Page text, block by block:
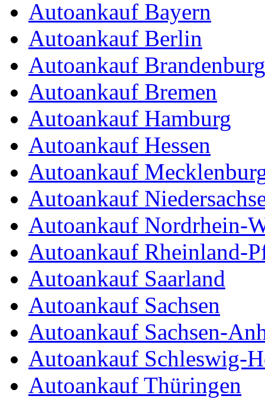
Autoankauf Bayern
Autoankauf Berlin
Autoankauf Brandenburg
Autoankauf Bremen
Autoankauf Hamburg
Autoankauf Hessen
Autoankauf
Autoankauf
Autoankauf Nordrhein-
Autoankauf Rheinland-
Autoankauf Saarland
Autoankauf Sachsen
Autoankauf Sachsen-
Autoankauf Schleswig-
Autoankauf Thüringen